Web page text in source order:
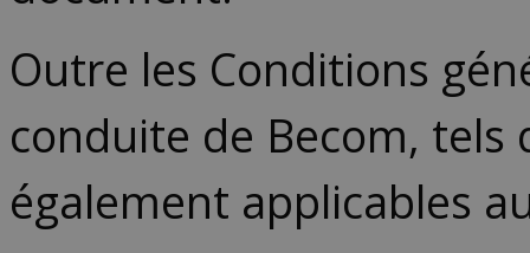
Outre les Conditions
conduite de Becom, tels
également applicables